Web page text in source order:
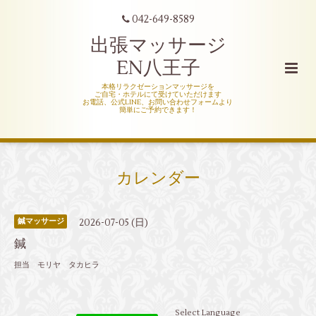
042-649-8589
出張マッサージ
EN八王子
本格リラクゼーションマッサージを
ご自宅・ホテルにて受けていただけます
お電話、公式LINE、お問い合わせフォームより
簡単にご予約できます！
カレンダー
鍼マッサージ 2026-07-05 (日)
鍼
担当 モリヤ タカヒラ
Select Language